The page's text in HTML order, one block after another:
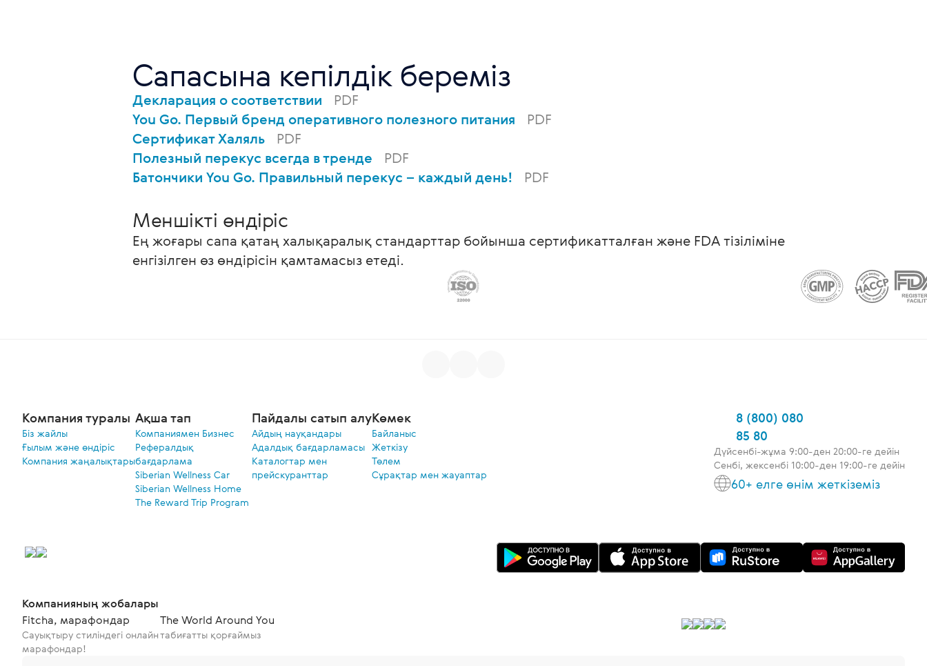
Сапасына кепілдік береміз
Декларация о соответствии
PDF
You Go. Первый бренд оперативного полезного питания
PDF
Сертификат Халяль
PDF
Полезный перекус всегда в тренде
PDF
Батончики You Go. Правильный перекус – каждый день!
PDF
Меншікті өндіріс
Ең жоғары сапа қатаң халықаралық стандарттар бойынша сертификатталған және FDA тізіліміне
енгізілген өз өндірісін қамтамасыз етеді.
Компания туралы
Біз жайлы
Ғылым және өндіріс
Компания жаңалықтары
Ақша тап
Компаниямен Бизнес
Рефералдық
бағдарлама
Siberian Wellness Car
Siberian Wellness Home
The Reward Trip Program
Пайдалы сатып алу
Айдың науқандары
Адалдық бағдарламасы
Каталогтар мен
прейскуранттар
Көмек
Байланыс
Жеткізу
Төлем
Сұрақтар мен жауаптар
8 (800) 080
85 80
Дүйсенбі-жұма 9:00-ден 20:00-ге дейін
Сенбі, жексенбі 10:00-ден 19:00-ге дейін
60+ елге өнім жеткіземіз
Компанияның жобалары
Fitcha, марафондар
Сауықтыру стиліндегі онлайн
марафондар!
The World Around You
табиғатты қорғаймыз